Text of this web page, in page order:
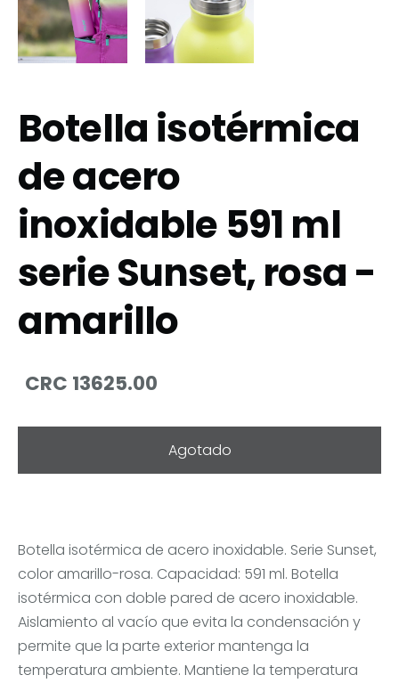
Botella isotérmica
de acero
inoxidable 591 ml
serie Sunset, rosa -
amarillo
CRC 13625.00
Agotado
Botella isotérmica de acero inoxidable. Serie Sunset,
color amarillo-rosa. Capacidad: 591 ml. Botella
isotérmica con doble pared de acero inoxidable.
Aislamiento al vacío que evita la condensación y
permite que la parte exterior mantenga la
temperatura ambiente. Mantiene la temperatura